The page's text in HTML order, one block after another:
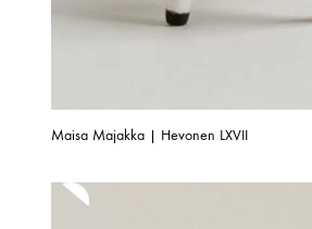
Maisa Majakka | Hevonen LXVII